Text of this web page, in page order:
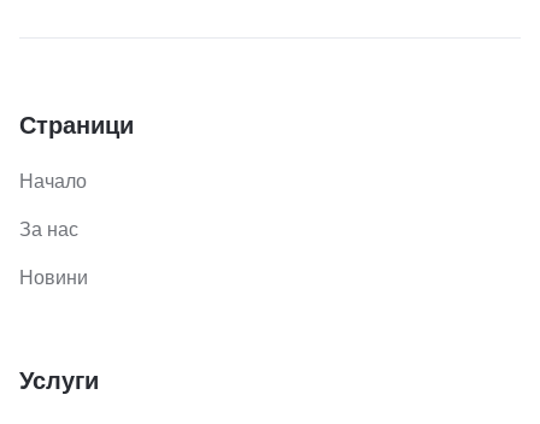
Страници
Начало
За нас
Новини
Услуги